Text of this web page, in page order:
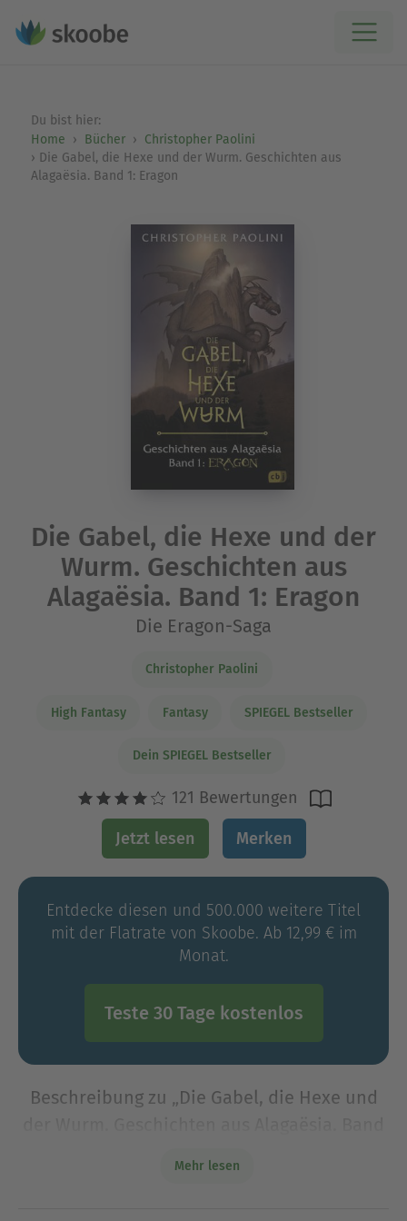
Du bist hier:
Home
Bücher
Christopher Paolini
Die Gabel, die Hexe und der Wurm. Geschichten aus
Alagaësia. Band 1: Eragon
Die Gabel, die Hexe und der
Wurm. Geschichten aus
Alagaësia. Band 1: Eragon
Die Eragon-Saga
Christopher Paolini
High Fantasy Fantasy SPIEGEL Bestseller
Dein SPIEGEL Bestseller
121 Bewertungen
Jetzt lesen Merken
Entdecke diesen und 500.000 weitere Titel
mit der Flatrate von Skoobe. Ab 12,99 € im
Monat.
Teste 30 Tage kostenlos
Beschreibung zu „Die Gabel, die Hexe und
Mehr lesen